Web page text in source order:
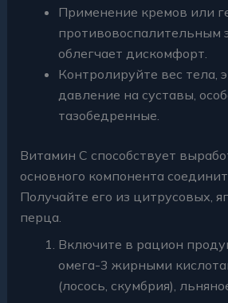
Применение кремов или
противовоспалительным
облегчает дискомфорт.
Контролируйте вес тела,
давление на суставы,
тазобедренные.
Витамин С способствует
основного компонента
Получайте его из цитрусовых,
перца.
Включите в рацион
омега-3 жирными
(лосось, скумбрия),